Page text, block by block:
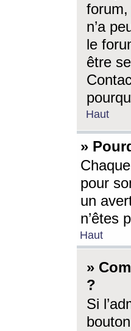
forum,
n’a
le
être
Haut
»
pour
un
n’êtes
Haut
»
?
Si